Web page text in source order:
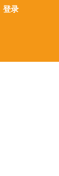
登录